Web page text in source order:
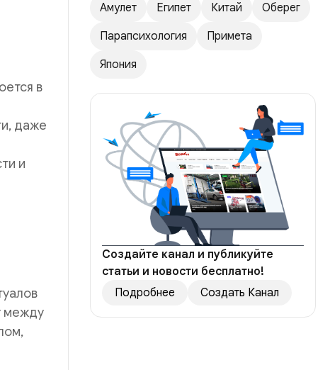
в
даже
и
между
Амулет
Египет Китай
Оберег
Парапсихология
Примета
Япония
Создайте канал и публикуйте
статьи и новости бесплатно!
Подробнее
Создать Канал